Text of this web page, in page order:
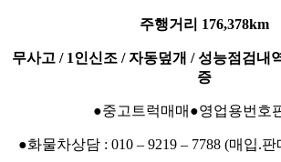
주행거리 176,378km
무사고 / 1인신조 / 자동덮개 / 성능점검내
증
●중고트럭매매●영업용번호
●화물차상담 : 010 – 9219 – 7788 (매입.